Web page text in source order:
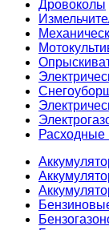
Дровоколы